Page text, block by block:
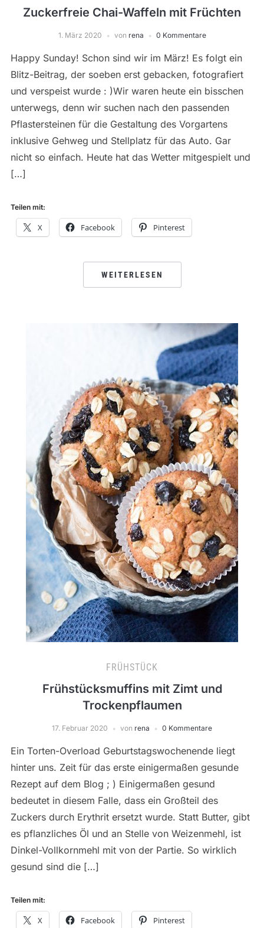
Zuckerfreie Chai-Waffeln mit Früchten
1. März 2020 von rena 0 Kommentare
Happy Sunday! Schon sind wir im März! Es folgt ein
Blitz-Beitrag, der soeben erst gebacken, fotografiert
und verspeist wurde : )Wir waren heute ein bisschen
unterwegs, denn wir suchen nach den passenden
Pflastersteinen für die Gestaltung des Vorgartens
inklusive Gehweg und Stellplatz für das Auto. Gar
nicht so einfach. Heute hat das Wetter mitgespielt und
[…]
Teilen mit:
X Facebook Pinterest
WEITERLESEN
FRÜHSTÜCK
Frühstücksmuffins mit Zimt und
Trockenpflaumen
17. Februar 2020 von rena 0 Kommentare
Ein Torten-Overload Geburtstagswochenende liegt
hinter uns. Zeit für das erste einigermaßen gesunde
Rezept auf dem Blog ; ) Einigermaßen gesund
bedeutet in diesem Falle, dass ein Großteil des
Zuckers durch Erythrit ersetzt wurde. Statt Butter, gibt
es pflanzliches Öl und an Stelle von Weizenmehl, ist
Dinkel-Vollkornmehl mit von der Partie. So wirklich
gesund sind die […]
Teilen mit:
X Facebook Pinterest